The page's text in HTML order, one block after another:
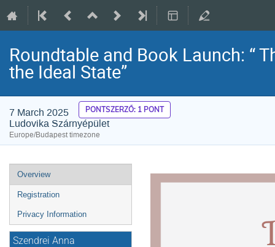
Roundtable and Book Launch: “
the Ideal State”
7 March 2025 PONTSZERZŐ: 1 PONT
Ludovika Szárnyépület
Europe/Budapest timezone
Event
menu
Overview
Registration
Privacy Information
Szendrei Anna